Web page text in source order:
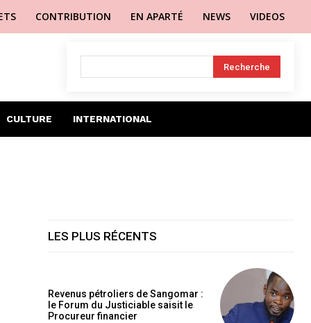
CONTRIBUTION EN APARTÉ NEWS VIDEOS
Recherche
CULTURE INTERNATIONAL
LES PLUS RÉCENTS
Revenus pétroliers de Sangomar :
le Forum du Justiciable saisit le
Procureur financier